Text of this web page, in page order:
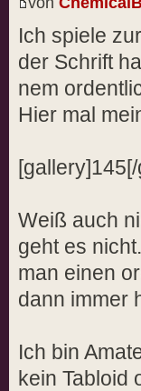
Ich spiele
der Schrift
nem
Hier mal
Weiß auch
geht es
man einen
dann immer
Ich bin
kein Tabloid